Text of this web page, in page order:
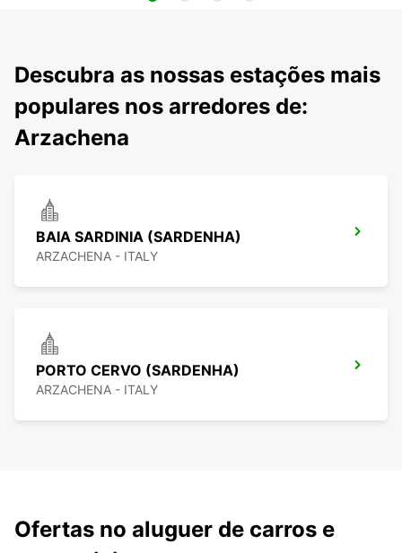
Descubra as nossas estações mais
populares nos arredores de:
Arzachena
BAIA SARDINIA (SARDENHA)
ARZACHENA - ITALY
PORTO CERVO (SARDENHA)
ARZACHENA - ITALY
Ofertas no aluguer de carros e